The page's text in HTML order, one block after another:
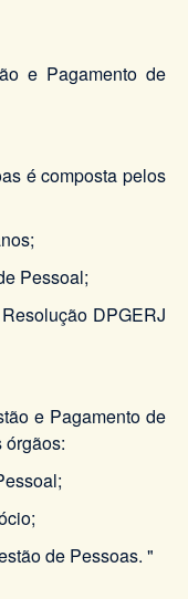
e Pagamento de
é composta pelos
Pessoal;
DPGERJ
e Pagamento de
órgãos:
de Pessoas. "